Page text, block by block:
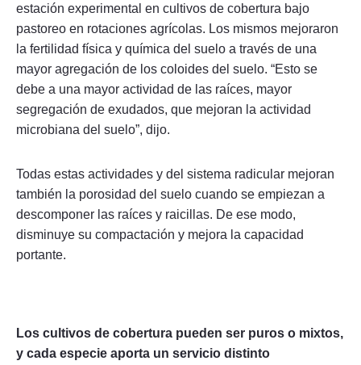
estación experimental en cultivos de cobertura bajo
pastoreo en rotaciones agrícolas. Los mismos mejoraron
la fertilidad física y química del suelo a través de una
mayor agregación de los coloides del suelo. “Esto se
debe a una mayor actividad de las raíces, mayor
segregación de exudados, que mejoran la actividad
microbiana del suelo”, dijo.
Todas estas actividades y del sistema radicular mejoran
también la porosidad del suelo cuando se empiezan a
descomponer las raíces y raicillas. De ese modo,
disminuye su compactación y mejora la capacidad
portante.
Los cultivos de cobertura pueden ser puros o mixtos,
y cada especie aporta un servicio distinto